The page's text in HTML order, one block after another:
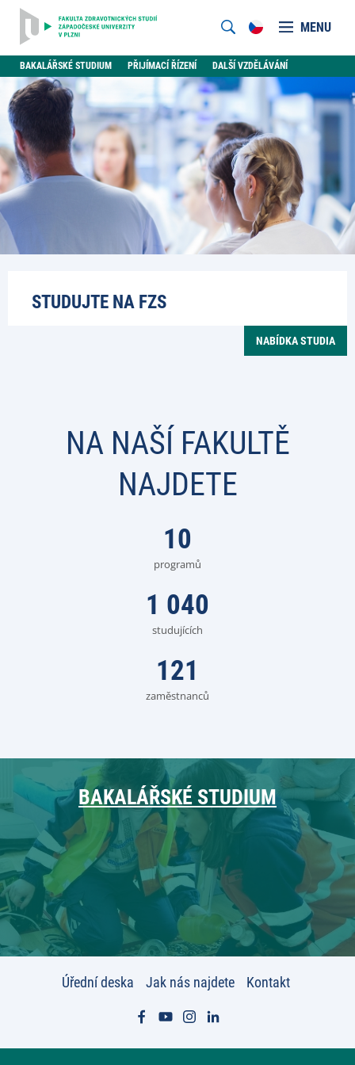
MENU
BAKALÁŘSKÉ STUDIUM PŘIJÍMACÍ ŘÍZENÍ DALŠÍ VZDĚLÁVÁNÍ
STUDUJTE NA FZS
NABÍDKA STUDIA
NA NAŠÍ FAKULTĚ
NAJDETE
10
programů
1 040
studujících
121
zaměstnanců
BAKALÁŘSKÉ STUDIUM
Úřední deska Jak nás najdete Kontakt